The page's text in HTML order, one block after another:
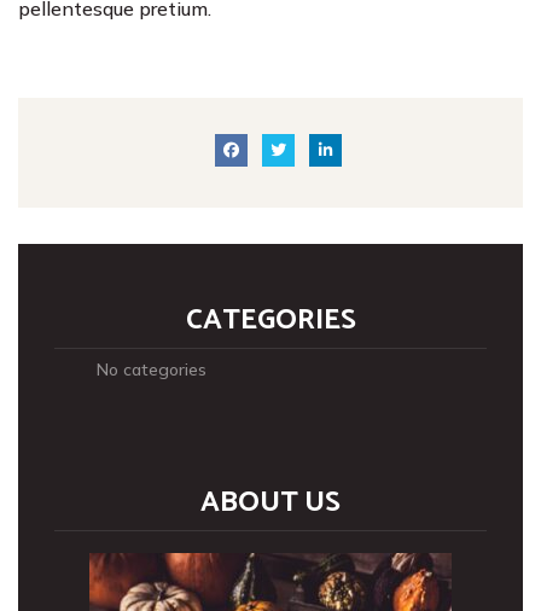
pellentesque pretium.
CATEGORIES
No categories
ABOUT US